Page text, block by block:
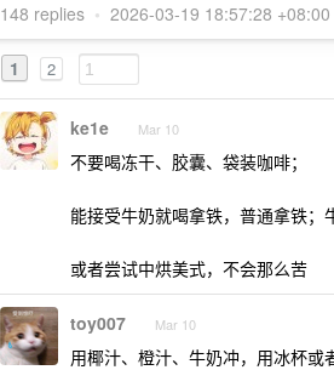
148 replies • 2026-03-19 18:57:28 +08:00
1 2
ke1e Mar 10
不要喝冻干、胶囊、袋装咖啡；
能接受牛奶就喝拿铁，普通拿铁；
或者尝试中烘美式，不会那么苦
toy007 Mar 10
用椰汁、橙汁、牛奶冲，用冰杯或